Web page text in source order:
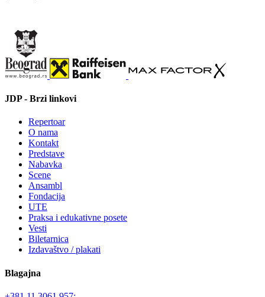
JDP - Brzi linkovi
Repertoar
O nama
Kontakt
Predstave
Nabavka
Scene
Ansambl
Fondacija
UTE
Praksa i edukativne posete
Vesti
Biletarnica
Izdavaštvo / plakati
Blagajna